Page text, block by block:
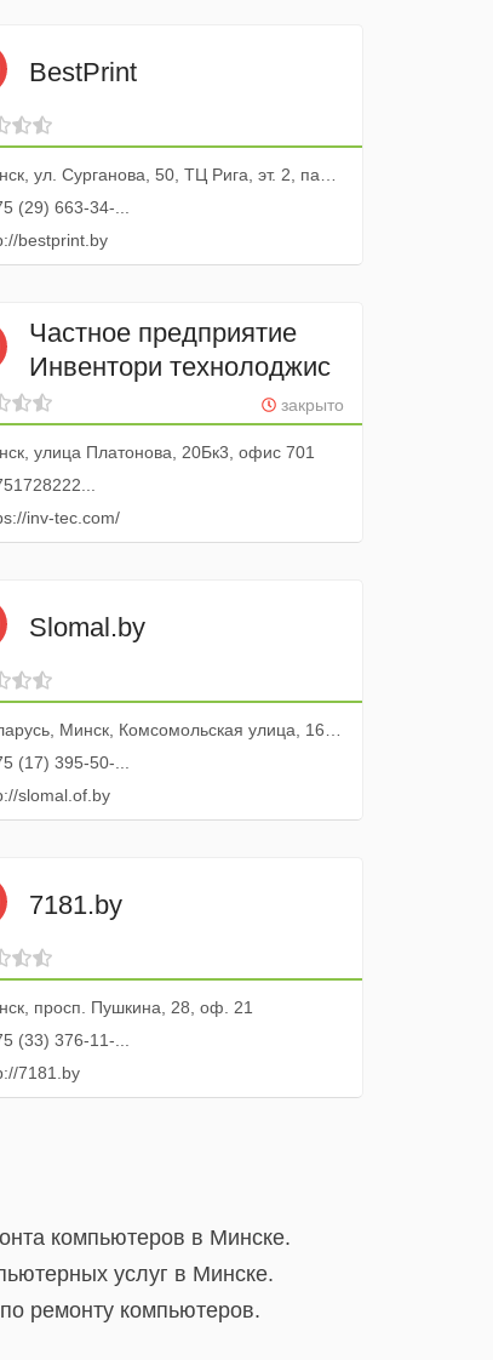
BestPrint
ул. Сурганова, 50, ТЦ Рига, эт. 2, пав. 33в
(29) 663-34-...
bestprint.by
Частное предприятие
Инвентори технолоджис
закрыто
улица Платонова, 20Бк3, офис 701
inv-tec.com/
Slomal.by
Минск, Комсомольская улица, 16, оф. 111
(17) 395-50-...
slomal.of.by
7181.by
просп. Пушкина, 28, оф. 21
(33) 376-11-...
7181.by
компьютеров в Минске.
услуг в Минске.
ремонту компьютеров.